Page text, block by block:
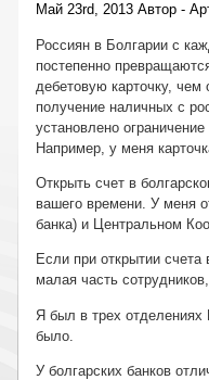
Май 23rd, 2013 Автор -
Россиян в Болгарии с
постепенно
дебетовую карточку, чем
получение наличных с
установлено
Например, у меня
Открыть счет в
вашего времени. У меня
банка) и Центральном
Если при открытии счета
малая часть
Я был в трех
было.
У болгарских банков